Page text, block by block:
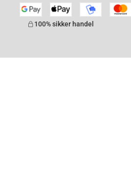
100% sikker handel